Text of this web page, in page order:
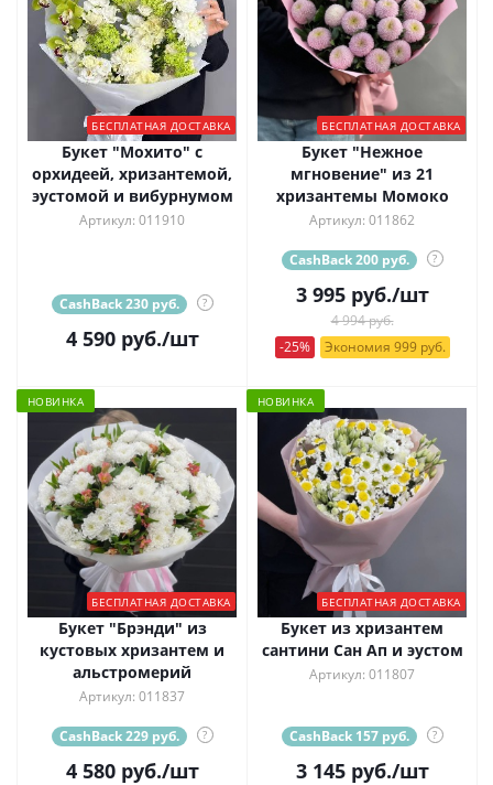
БЕСПЛАТНАЯ ДОСТАВКА
Букет "Мохито" с
орхидеей, хризантемой,
эустомой и вибурнумом
Артикул: 011910
CashBack 230 руб. ?
4 590руб./шт
БЕСПЛАТНАЯ ДОСТАВКА
Букет "Нежное
мгновение" из 21
хризантемы Момоко
Артикул: 011862
CashBack 200 руб. ?
3 995руб./шт
4 994 руб.
-25%
Экономия 999 руб.
НОВИНКА
БЕСПЛАТНАЯ ДОСТАВКА
Букет "Брэнди" из
кустовых хризантем и
альстромерий
Артикул: 011837
CashBack 229 руб. ?
4 580руб./шт
НОВИНКА
БЕСПЛАТНАЯ ДОСТАВКА
Букет из хризантем
сантини Сан Ап и эустом
Артикул: 011807
CashBack 157 руб. ?
3 145руб./шт